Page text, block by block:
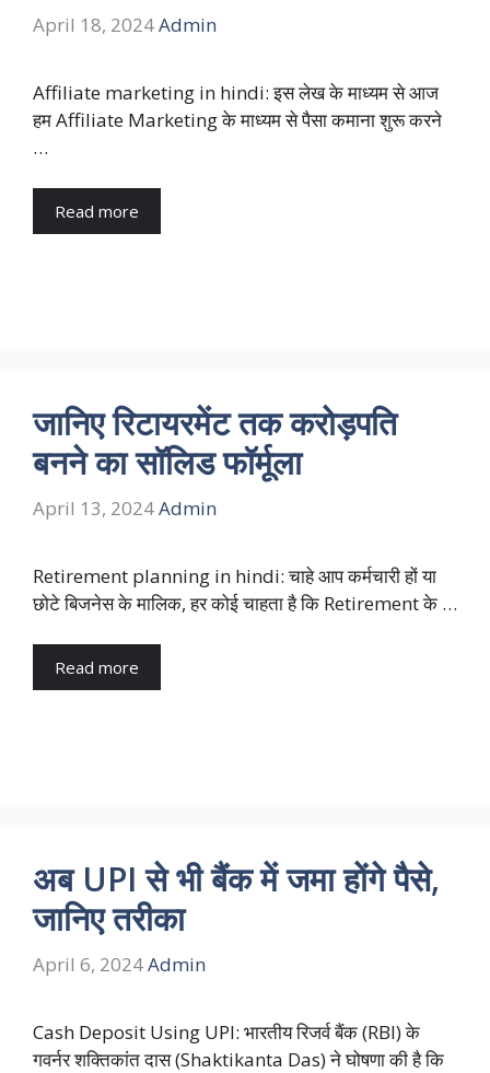
April 18, 2024Admin
Affiliate marketing in hindi: इस लेख के माध्यम से आज
हम Affiliate Marketing के माध्यम से पैसा कमाना शुरू करने
…
Read more
जानिए रिटायरमेंट तक करोड़पति
बनने का सॉलिड फॉर्मूला
April 13, 2024Admin
Retirement planning in hindi: चाहे आप कर्मचारी हों या
छोटे बिजनेस के मालिक, हर कोई चाहता है कि Retirement के …
Read more
अब UPI से भी बैंक में जमा होंगे पैसे,
जानिए तरीका
April 6, 2024Admin
Cash Deposit Using UPI: भारतीय रिजर्व बैंक (RBI) के
गवर्नर शक्तिकांत दास (Shaktikanta Das) ने घोषणा की है कि